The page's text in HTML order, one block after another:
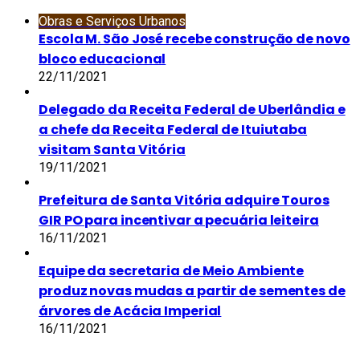
Obras e Serviços Urbanos
Escola M. São José recebe construção de novo
bloco educacional
22/11/2021
Delegado da Receita Federal de Uberlândia e
a chefe da Receita Federal de Ituiutaba
visitam Santa Vitória
19/11/2021
Prefeitura de Santa Vitória adquire Touros
GIR PO para incentivar a pecuária leiteira
16/11/2021
Equipe da secretaria de Meio Ambiente
produz novas mudas a partir de sementes de
árvores de Acácia Imperial
16/11/2021